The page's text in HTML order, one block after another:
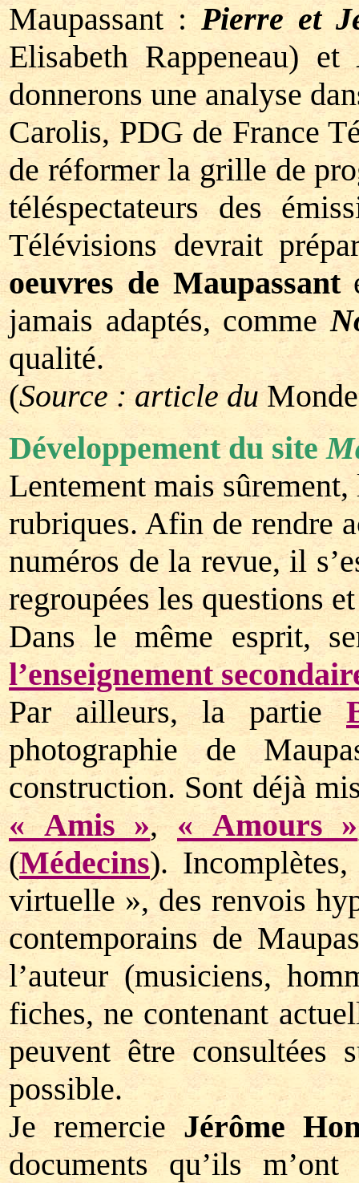
Maupassant :Pierre et
Elisabeth Rappeneau) et
donnerons une analyse
Carolis, PDG de France
de réformer la grille de
téléspectateurs des
Télévisions devrait
oeuvres de Maupassant
jamais adaptés, comme
qualité.
(Source : article duMonde
Développement du site
Lentement mais
rubriques. Afin de rendre
numéros de la revue, il
regroupées les questions
Dans le même esprit,
l’enseignement
Par ailleurs, la partie
photographie de
construction. Sont déjà
« Amis », « Amours »
(Médecins).
virtuelle », des renvois
contemporains de
l’auteur (musiciens,
fiches, ne contenant
peuvent être consultées
possible.
Je remercie Jérôme
documents qu’ils